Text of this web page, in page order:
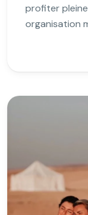
profiter
organisation